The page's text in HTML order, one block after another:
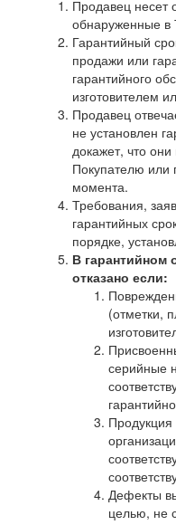
Продавец несет
обнаруженные в
Гарантийный
продажи или
гарантийного
изготовителем
Продавец
не установлен
докажет, что
Покупателю или
момента.
Требования,
гарантийных
порядке,
В гарантийном
отказано если:
(отметки,
серийные
Дефекты
целью, не